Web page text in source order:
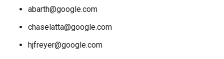
abarth@google.com
chaselatta@google.com
hjfreyer@google.com